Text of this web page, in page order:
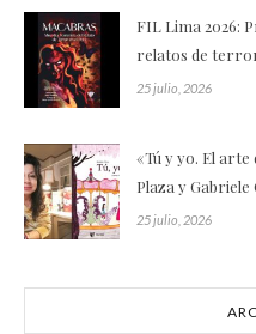
FIL Lima 2026:
relatos de
25 julio, 2026
«Tú y yo. El
Plaza y
25 julio, 2026